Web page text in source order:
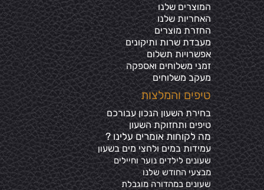
המוצרים שלנו
האחריות שלנו
החזרת מוצרים
מעבדת שרות ותיקונים
אפשרויות תשלום
זמני משלוחים ואספקה
מעקב משלוחים
טיפים והמלצות
בחירת השעון הנכון עבורכם
טיפים ותחזוקת השעון
מה לקוחות אומרים עלינו ?
עמידות במים ולחצי מים בשעון
שעונים לילדים נוער וחיילים
מבצעי החודש שלנו
שעונים במהדורה מוגבלת